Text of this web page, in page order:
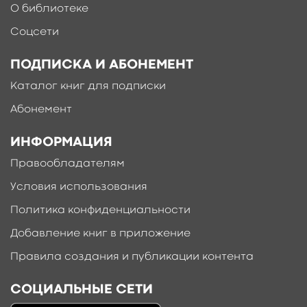
О библиотеке
Соцсети
ПОДПИСКА И АБОНЕМЕНТ
Каталог книг для подписки
Абонемент
ИНФОРМАЦИЯ
Правообладателям
Условия использования
Политика конфиденциальности
Добавление книг в приложение
Правила создания и публикации контента
СОЦИАЛЬНЫЕ СЕТИ